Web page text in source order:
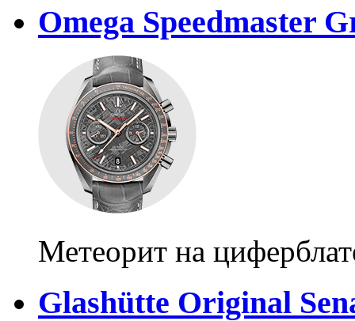
Omega Speedmaster
Метеорит на
Glashütte Original